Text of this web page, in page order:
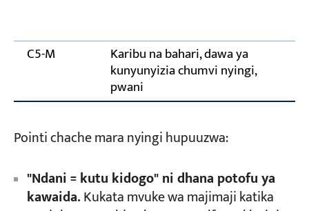
C5-M Karibu na bahari, dawa ya
kunyunyizia chumvi nyingi,
pwani
Pointi chache mara nyingi hupuuzwa:
"Ndani = kutu kidogo" ni dhana potofu ya
kawaida.Kukata mvuke wa majimaji katika